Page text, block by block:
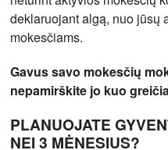
deklaruojant algą, nuo jūsų
mokesčiams.
Gavus savo mokesčių
nepamirškite jo kuo
PLANUOJATE
NEI 3 MĖNESIUS?